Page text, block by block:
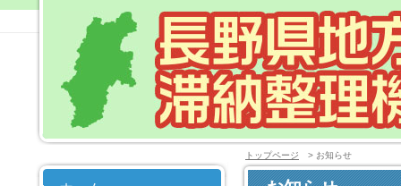
トップページ > お知らせ